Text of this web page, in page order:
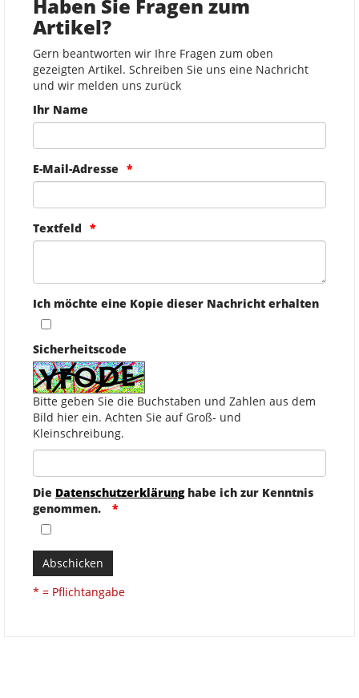
Haben Sie Fragen zum
Artikel?
Gern beantworten wir Ihre Fragen zum oben
gezeigten Artikel. Schreiben Sie uns eine Nachricht
und wir melden uns zurück
Ihr Name
E-Mail-Adresse
Textfeld
Ich möchte eine Kopie dieser Nachricht erhalten
Sicherheitscode
Bitte geben Sie die Buchstaben und Zahlen aus dem
Bild hier ein. Achten Sie auf Groß- und
Kleinschreibung.
Die Datenschutzerklärunghabe ich zur Kenntnis
genommen.
Abschicken
* = Pflichtangabe